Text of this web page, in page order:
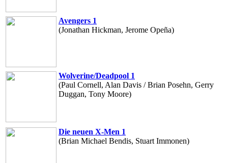
Avengers 1
(Jonathan Hickman, Jerome Opeña)
Wolverine/Deadpool 1
(Paul Cornell, Alan Davis / Brian Posehn, Gerry
Duggan, Tony Moore)
Die neuen X-Men 1
(Brian Michael Bendis, Stuart Immonen)